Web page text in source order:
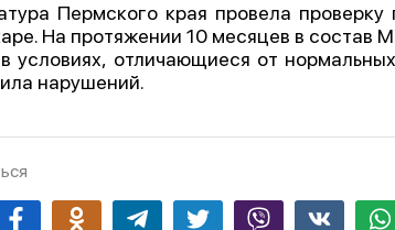
Пермского края провела
На протяжении 10 месяцев в состав
условиях, отличающиеся от
нарушений.
FacebookOdnoklassnikiTelegram Twitter Viber